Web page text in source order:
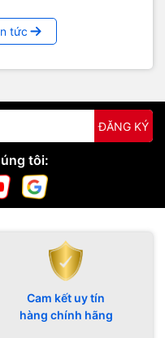
tức
ĐĂNG KÝ
tôi:
Cam kết uy tín
hàng chính hãng